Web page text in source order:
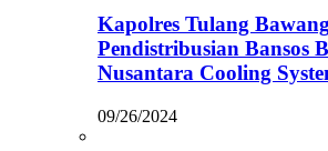
Kapolres Tulang
Pendistribusian Bansos
Nusantara Cooling
09/26/2024